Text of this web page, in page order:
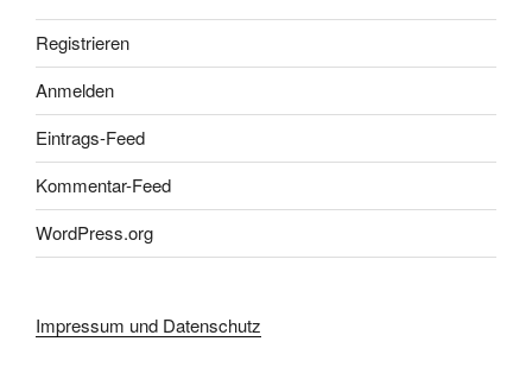
Registrieren
Anmelden
Eintrags-Feed
Kommentar-Feed
WordPress.org
Impressum und Datenschutz